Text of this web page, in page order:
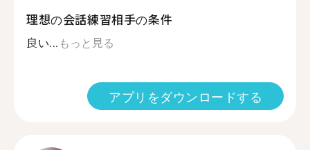
理想の会話練習相手の条件
良い... もっと見る
アプリをダウンロードする